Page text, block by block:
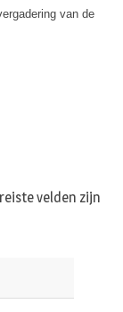
van de
velden zijn